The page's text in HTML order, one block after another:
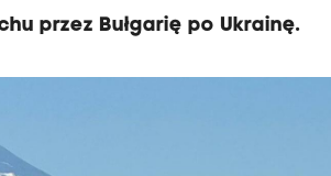
przez Bułgarię po Ukrainę.